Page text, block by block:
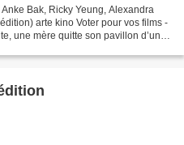
Bak, Ricky Yeung, Alexandra
arte kino Voter pour vos films -
une mère quitte son pavillon d’une